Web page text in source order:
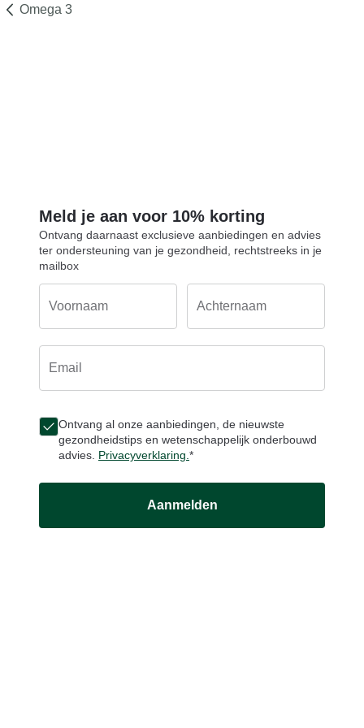
Omega 3
Meld je aan voor 10% korting
Ontvang daarnaast exclusieve aanbiedingen en advies
ter ondersteuning van je gezondheid, rechtstreeks in je
mailbox
Voornaam Achternaam
Email
Ontvang al onze aanbiedingen, de nieuwste
gezondheidstips en wetenschappelijk onderbouwd
advies. Privacyverklaring. *
Aanmelden